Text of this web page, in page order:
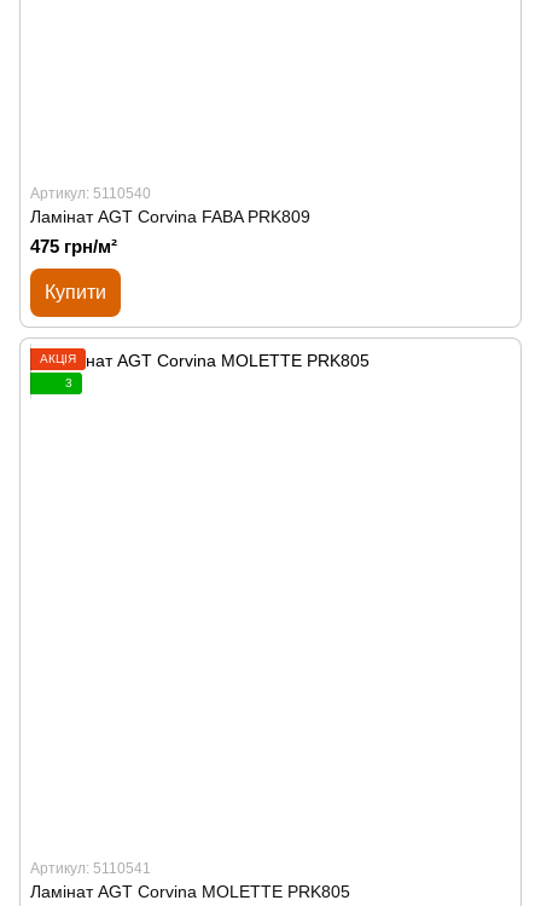
Артикул: 5110540
Ламінат AGT Corvina FABA PRK809
475 грн/м²
Купити
АКЦІЯ
3
Артикул: 5110541
Ламінат AGT Corvina MOLETTE PRK805